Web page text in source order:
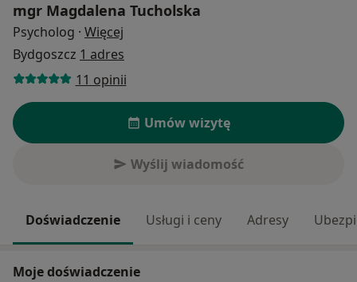
mgr Magdalena Tucholska
Psycholog · Więcej
Bydgoszcz 1 adres
11 opinii
Umów wizytę
Wyślij wiadomość
Doświadczenie Usługi i ceny Adresy
Moje doświadczenie